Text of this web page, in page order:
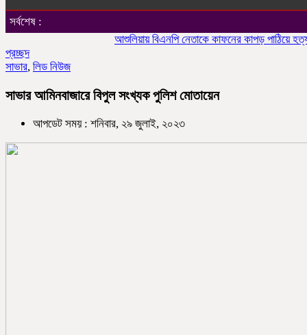
সর্বশেষ :
আশুলিয়ায় বিএনপি নেতাকে কাফনের কাপড় পাঠিয়ে হত্যার
প্রচ্ছদ
সাভার, লিড নিউজ
সাভার আমিনবাজারে বিপুল সংখ্যক পুলিশ মোতায়েন
আপডেট সময় : শনিবার, ২৯ জুলাই, ২০২৩